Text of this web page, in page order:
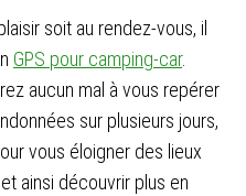
soit au rendez-vous, il
GPS pour camping-car.
aucun mal à vous repérer
sur plusieurs jours,
vous éloigner des lieux
ainsi découvrir plus en